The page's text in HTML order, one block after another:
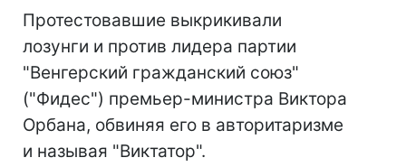
Протестовавшие выкрикивали
лозунги и против лидера партии
"Венгерский гражданский союз"
("Фидес") премьер-министра Виктора
Орбана, обвиняя его в авторитаризме
и называя "Виктатор".